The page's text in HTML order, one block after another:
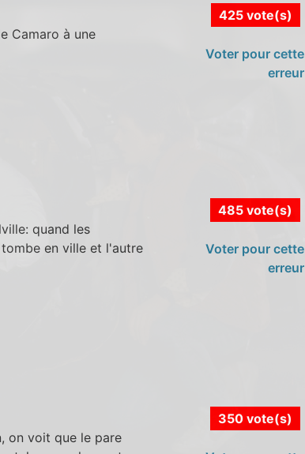
Camaro à une
425 vote(s)
Voter pour cette
erreur
quand les
en ville et l'autre
485 vote(s)
Voter pour cette
erreur
on voit que le pare
350 vote(s)